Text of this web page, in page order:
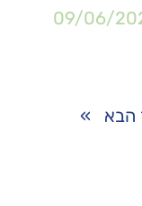
09/06/
הבא »